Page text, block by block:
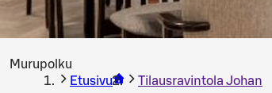
Murupolku
Etusivu
Tilausravintola Johan